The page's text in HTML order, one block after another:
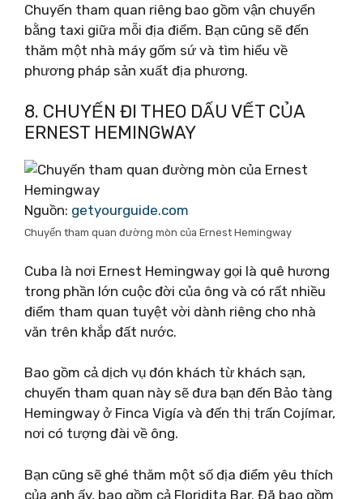
Chuyến tham quan riêng bao gồm vận chuyển
bằng taxi giữa mỗi địa điểm. Bạn cũng sẽ đến
thăm một nhà máy gốm sứ và tìm hiểu về
phương pháp sản xuất địa phương.
8. CHUYẾN ĐI THEO DẤU VẾT CỦA
ERNEST HEMINGWAY
Nguồn: getyourguide.com
Chuyến tham quan đường mòn của Ernest Hemingway
Cuba là nơi Ernest Hemingway gọi là quê hương
trong phần lớn cuộc đời của ông và có rất nhiều
điểm tham quan tuyệt vời dành riêng cho nhà
văn trên khắp đất nước.
Bao gồm cả dịch vụ đón khách từ khách sạn,
chuyến tham quan này sẽ đưa bạn đến Bảo tàng
Hemingway ở Finca Vigía và đến thị trấn Cojímar,
nơi có tượng đài về ông.
Bạn cũng sẽ ghé thăm một số địa điểm yêu thích
của anh ấy, bao gồm cả Floridita Bar. Đã bao gồm